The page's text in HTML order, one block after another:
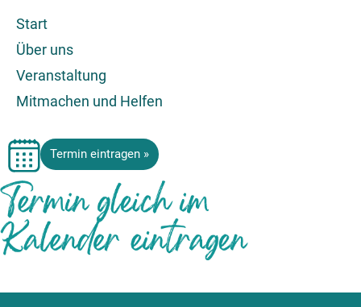
Start
Über uns
Veranstaltung
Mitmachen und Helfen
Termin eintragen »